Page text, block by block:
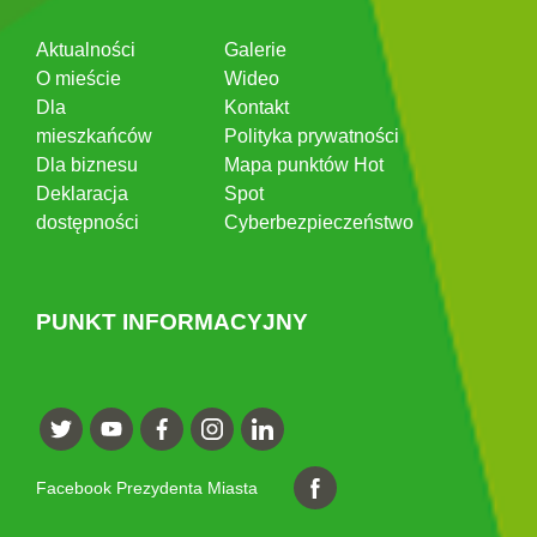
Aktualności
O mieście
Dla
mieszkańców
Dla biznesu
Deklaracja
dostępności
Galerie
Wideo
Kontakt
Polityka prywatności
Mapa punktów Hot
Spot
Cyberbezpieczeństwo
PUNKT INFORMACYJNY
Facebook Prezydenta Miasta